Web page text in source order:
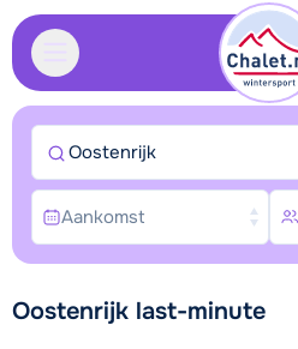
Oostenrijk last-minute
Oostenrijk
Aankomst